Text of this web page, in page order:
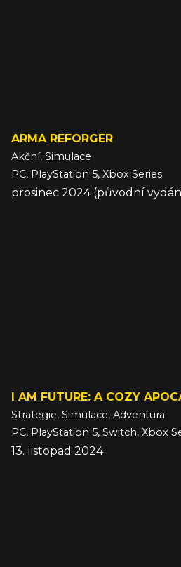
ARMA REFORGER
Akční, Simulace
PC, PlayStation 5, Xbox Series
prosinec 2024 (původní
I AM FUTURE: A COZY
Strategie, Simulace, Adventura
PC, PlayStation 5, Switch, Xbox
13. listopad 2024